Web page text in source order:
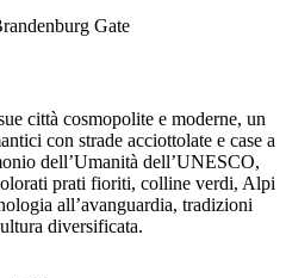
città cosmopolite e moderne, un
con strade acciottolate e case a
dell’Umanità dell’UNESCO,
prati fioriti, colline verdi, Alpi
all’avanguardia, tradizioni
diversificata.